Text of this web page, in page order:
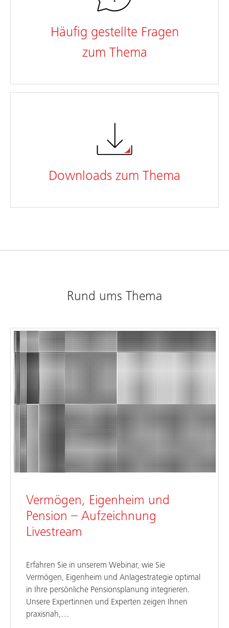
Häufig gestellte Fragen
zum Thema
Downloads zum Thema
Rund ums Thema
Vermögen, Eigenheim und
Pension – Aufzeichnung
Livestream
Erfahren Sie in unserem Webinar, wie Sie
Vermögen, Eigenheim und Anlagestrategie optimal
in Ihre persönliche Pensionsplanung integrieren.
Unsere Expertinnen und Experten zeigen Ihnen
praxisnah,…